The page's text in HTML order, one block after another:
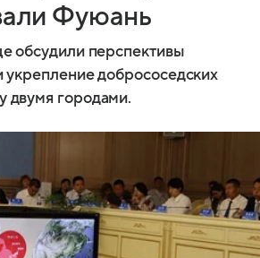
Фуюань
обсудили перспективы
укрепление добрососедских
двумя городами.